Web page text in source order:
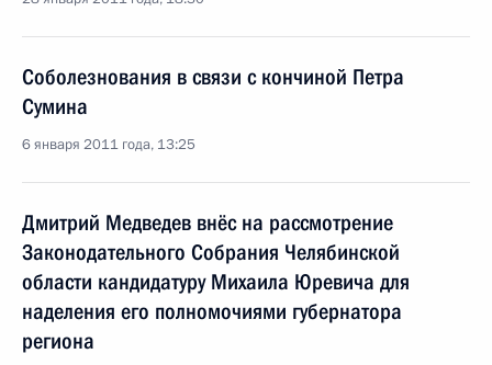
Соболезнования в связи с кончиной Петра
Сумина
6 января 2011 года, 13:25
Дмитрий Медведев внёс на рассмотрение
Законодательного Собрания Челябинской
области кандидатуру Михаила Юревича для
наделения его полномочиями губернатора
региона